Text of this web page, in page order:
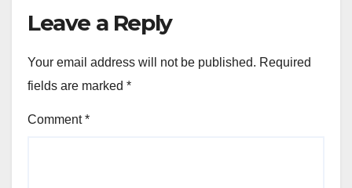
Leave a Reply
Your email address will not be published. Required
fields are marked *
Comment*